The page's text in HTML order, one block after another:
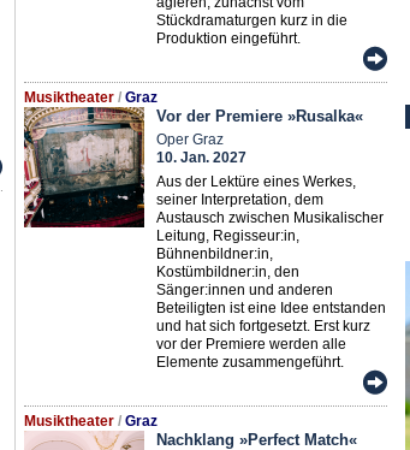
Stückdramaturgen kurz in die
Produktion eingeführt.
Musiktheater / Graz
Vor der Premiere »Rusalka«
Oper Graz
10. Jan. 2027
Aus der Lektüre eines Werkes,
seiner Interpretation, dem
Austausch zwischen Musikalischer
Leitung, Regisseur:in,
Bühnenbildner:in,
Kostümbildner:in, den
Sänger:innen und anderen
Beteiligten ist eine Idee entstanden
und hat sich fortgesetzt. Erst kurz
vor der Premiere werden alle
Elemente zusammengeführt.
Musiktheater / Graz
Nachklang »Perfect Match«